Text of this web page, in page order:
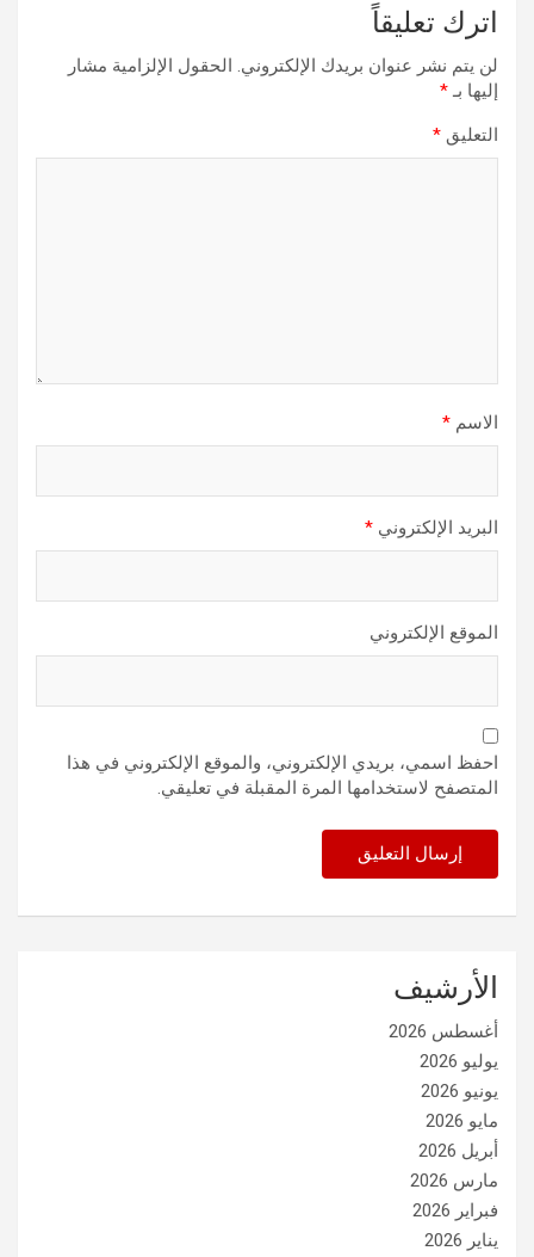
اترك تعليقاً
لن يتم نشر عنوان بريدك الإلكتروني. الحقول الإلزامية مشار
إليها بـ*
التعليق *
الاسم *
البريد الإلكتروني *
الموقع الإلكتروني
احفظ اسمي، بريدي الإلكتروني، والموقع الإلكتروني في هذا
المتصفح لاستخدامها المرة المقبلة في تعليقي.
الأرشيف
أغسطس 2026
يوليو 2026
يونيو 2026
مايو 2026
أبريل 2026
مارس 2026
فبراير 2026
يناير 2026